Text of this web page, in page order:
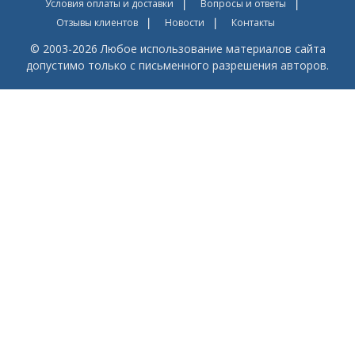
Условия оплаты и доставки
Вопросы и ответы
Отзывы клиентов
Новости Контакты
© 2003-2026 Любое использование материалов сайта
допустимо только с письменного разрешения авторов.